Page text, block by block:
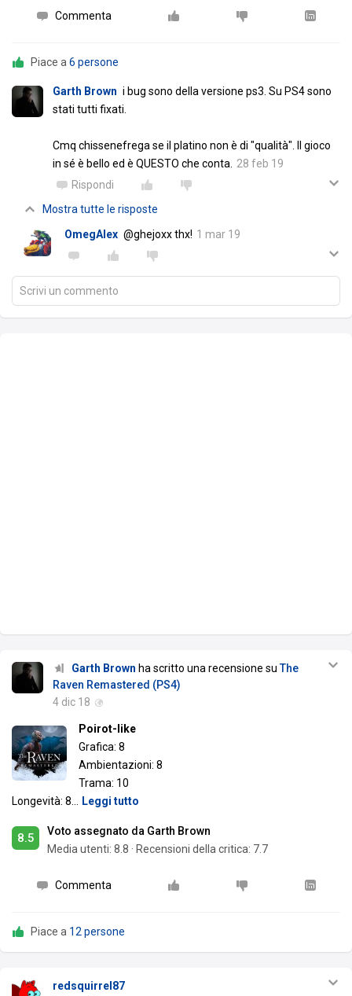
Commenta
Piace a 6 persone
Garth Brown i bug sono della versione ps3. Su PS4 sono
stati tutti fixati.
Cmq chissenefrega se il platino non è di "qualità". Il gioco
in sé è bello ed è QUESTO che conta.
28 feb 19
Rispondi
Mostra tutte le risposte
OmegAlex @ghejoxx thx! 1 mar 19
Scrivi un commento
Garth Brown ha scritto una recensione suThe
Raven Remastered (PS4)
4 dic 18
Poirot-like
Grafica: 8
Ambientazioni: 8
Trama: 10
Longevità: 8
Leggi tutto
8.5
Voto assegnato da Garth Brown
Media utenti: 8.8 · Recensioni della critica: 7.7
Commenta
Piace a 12 persone
redsquirrel87